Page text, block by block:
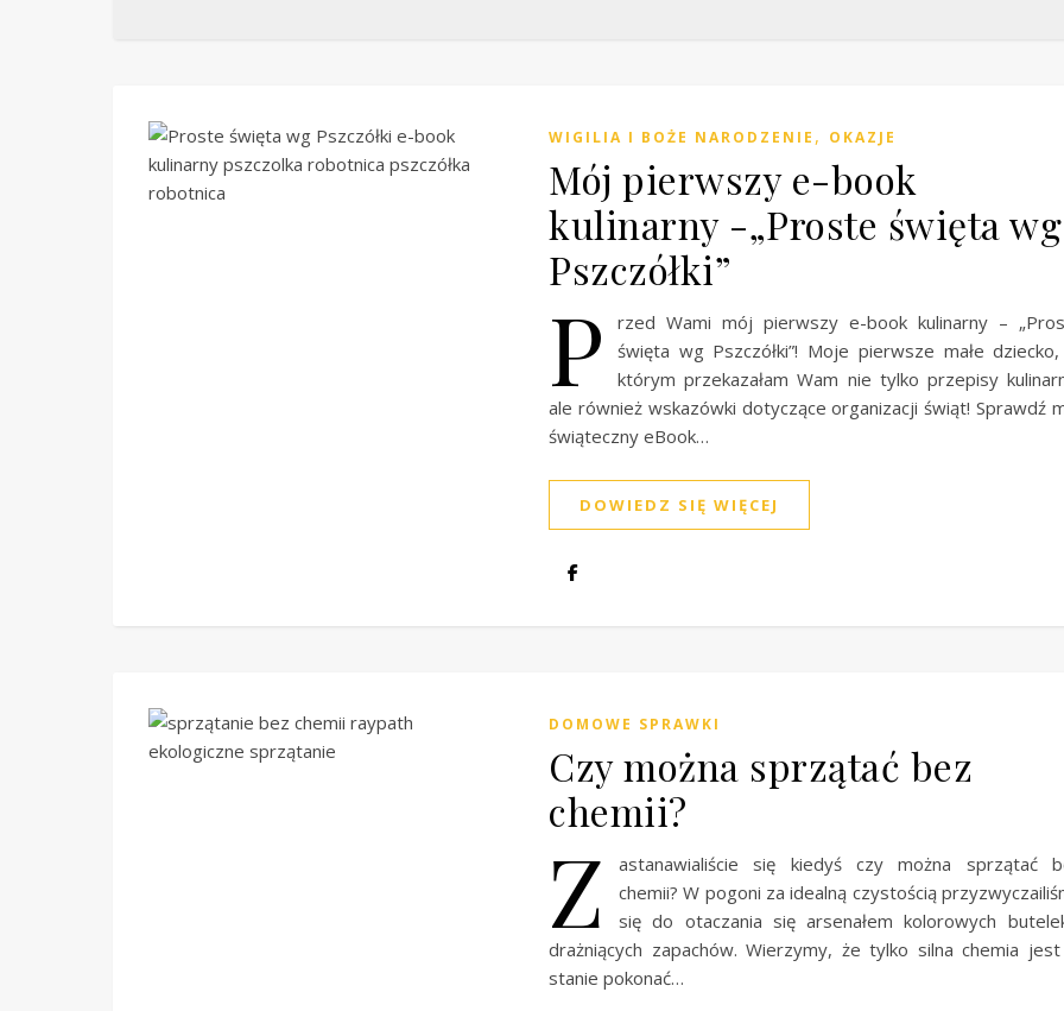
WIGILIA I BOŻE NARODZENIE , OKAZJE
Mój pierwszy e-book
kulinarny -„Proste święta wg
Pszczółki”
P
rzed Wami mój pierwszy e-book kulinarny –
święta wg Pszczółki”! Moje pierwsze małe
którym przekazałam Wam nie tylko przepisy
ale również wskazówki dotyczące organizacji świąt! Sprawdź
świąteczny eBook…
DOWIEDZ SIĘ WIĘCEJ
DOMOWE SPRAWKI
Czy można sprzątać bez
chemii?
Z
astanawialiście się kiedyś czy można sprzątać
chemii? W pogoni za idealną czystością
się do otaczania się arsenałem kolorowych
drażniących zapachów. Wierzymy, że tylko silna chemia
stanie pokonać…